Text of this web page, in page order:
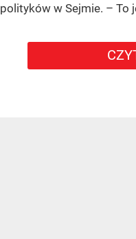
polityków w Sejmie. – To